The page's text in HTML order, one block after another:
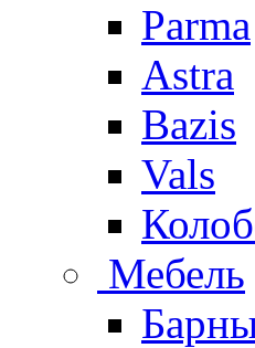
Parma
Astra
Bazis
Vals
Мебель